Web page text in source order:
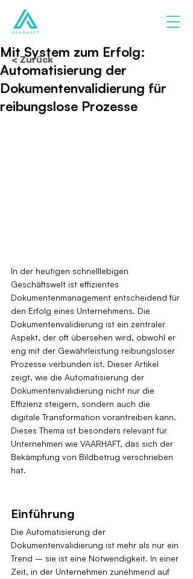
Mit System zum Erfolg:
Automatisierung der
Dokumentenvalidierung für
reibungslose Prozesse
In der heutigen schnelllebigen
Geschäftswelt ist effizientes
Dokumentenmanagement entscheidend für
den Erfolg eines Unternehmens. Die
Dokumentenvalidierung ist ein zentraler
Aspekt, der oft übersehen wird, obwohl er
eng mit der Gewährleistung reibungsloser
Prozesse verbunden ist. Dieser Artikel
zeigt, wie die Automatisierung der
Dokumentenvalidierung nicht nur die
Effizienz steigern, sondern auch die
digitale Transformation vorantreiben kann.
Dieses Thema ist besonders relevant für
Unternehmen wie VAARHAFT, das sich der
Bekämpfung von Bildbetrug verschrieben
hat.
Einführung
Die Automatisierung der
Dokumentenvalidierung ist mehr als nur ein
Trend – sie ist eine Notwendigkeit. In einer
Zeit, in der Unternehmen zunehmend auf
< Zurück